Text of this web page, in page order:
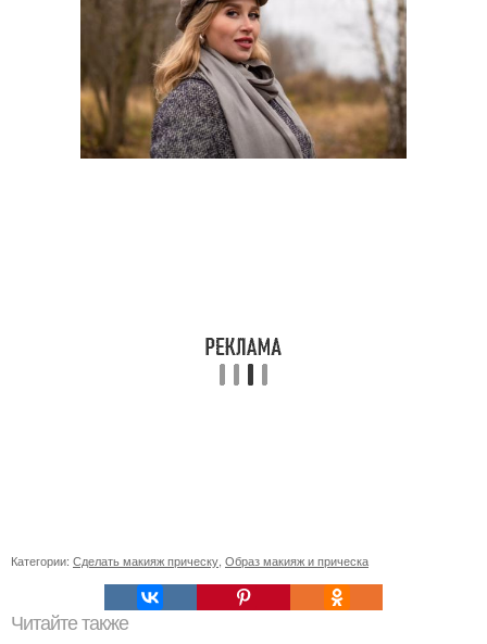
Категории: Сделать макияж прическу Образ макияж и прическа
Читайте также